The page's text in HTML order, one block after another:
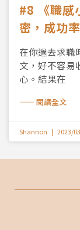
#8 《職感
密，成功
在你過去求職
文，好不容易
心。結果在
—— 閱讀全文
Shannon 2023/